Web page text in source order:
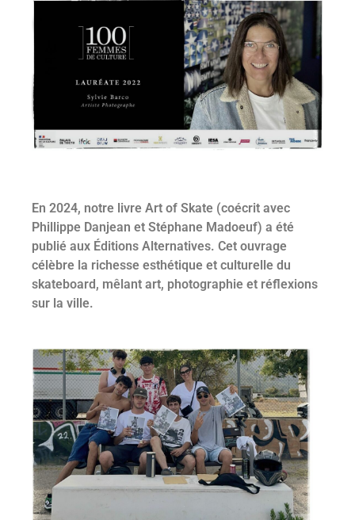
En 2024, notre livre Art of Skate (coécrit avec
Phillippe Danjean et Stéphane Madoeuf) a été
publié aux Éditions Alternatives. Cet ouvrage
célèbre la richesse esthétique et culturelle du
skateboard, mêlant art, photographie et réflexions
sur la ville.